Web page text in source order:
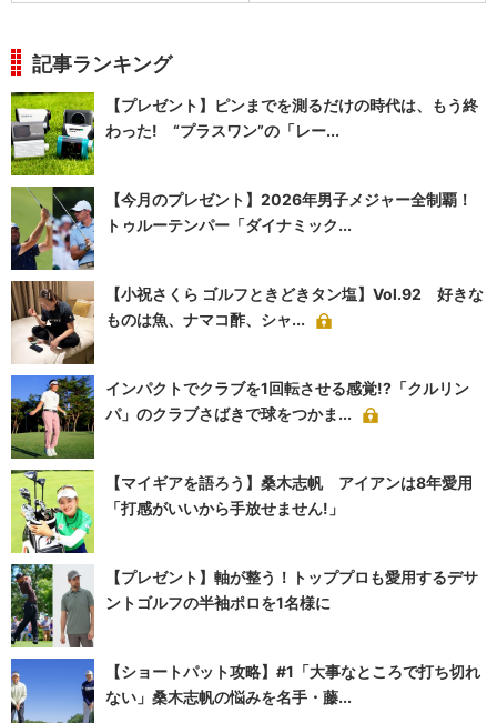
記事ランキング
【プレゼント】ピンまでを測るだけの時代は、もう終
わった! “プラスワン”の「レー...
【今月のプレゼント】2026年男子メジャー全制覇！
トゥルーテンパー「ダイナミック...
【小祝さくら ゴルフときどきタン塩】Vol.92 好きな
ものは魚、ナマコ酢、シャ...
インパクトでクラブを1回転させる感覚!?「クルリン
パ」のクラブさばきで球をつかま...
【マイギアを語ろう】桑木志帆 アイアンは8年愛用
「打感がいいから手放せません!」
【プレゼント】軸が整う！トッププロも愛用するデサ
ントゴルフの半袖ポロを1名様に
【ショートパット攻略】#1「大事なところで打ち切れ
ない」桑木志帆の悩みを名手・藤...